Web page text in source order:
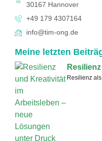
30167 Hannover
+49 179 4307164
info@tim-ong.de
Meine letzten
Resilienz